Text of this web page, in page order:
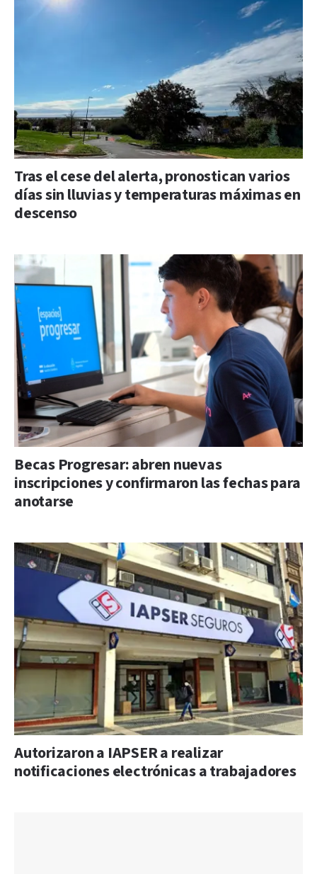
Tras el cese del alerta, pronostican varios
días sin lluvias y temperaturas máximas en
descenso
Becas Progresar: abren nuevas
inscripciones y confirmaron las fechas para
anotarse
Autorizaron a IAPSER a realizar
notificaciones electrónicas a trabajadores